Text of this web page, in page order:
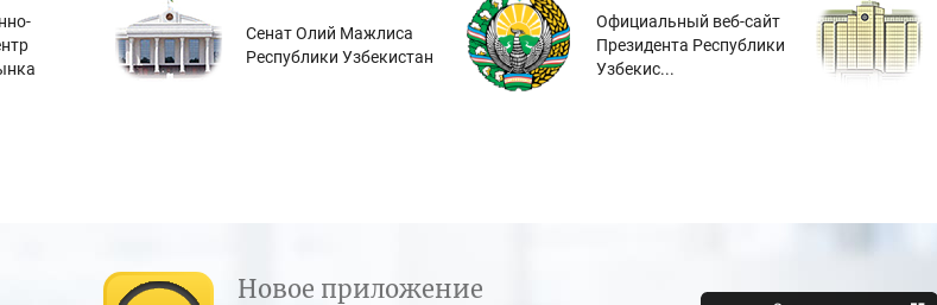
Сенат Олий Мажлиса
Республики Узбекистан
Официальный веб-сайт
Президента Республики
Узбекис...
Новое приложение